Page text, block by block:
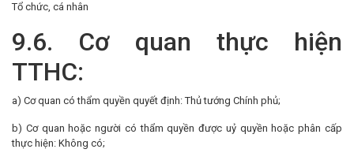
Tổ chức, cá nhân
9.6. Cơ quan thực hiện
TTHC:
a) Cơ quan có thẩm quyền quyết định: Thủ tướng Chính phủ;
b) Cơ quan hoặc người có thẩm quyền được uỷ quyền hoặc phân cấp
thực hiện: Không có;